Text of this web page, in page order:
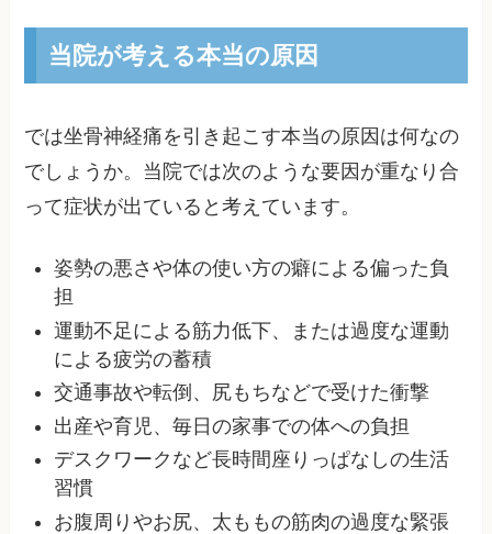
当院が考える本当の原因
では坐骨神経痛を引き起こす本当の原因は何なの
でしょうか。当院では次のような要因が重なり合
って症状が出ていると考えています。
姿勢の悪さや体の使い方の癖による偏った負
担
運動不足による筋力低下、または過度な運動
による疲労の蓄積
交通事故や転倒、尻もちなどで受けた衝撃
出産や育児、毎日の家事での体への負担
デスクワークなど長時間座りっぱなしの生活
習慣
お腹周りやお尻、太ももの筋肉の過度な緊張